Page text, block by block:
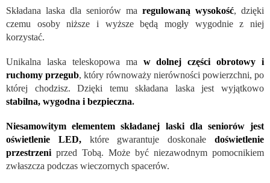
Składana laska dla seniorów ma regulowaną wysokość, dzięki
czemu osoby niższe i wyższe będą mogły wygodnie z niej
korzystać.
Unikalna laska teleskopowa ma w dolnej części obrotowy i
ruchomy przegub, który równoważy nierówności powierzchni, po
której chodzisz. Dzięki temu składana laska jest wyjątkowo
stabilna, wygodna i bezpieczna.
Niesamowitym elementem składanej laski dla seniorów jest
oświetlenie LED,które gwarantuje doskonałedoświetlenie
przestrzeni przed Tobą. Może być niezawodnym pomocnikiem
zwłaszcza podczas wieczornych spacerów.